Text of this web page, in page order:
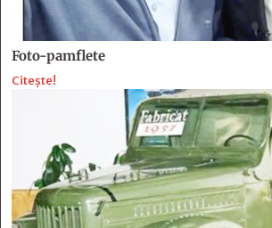
Foto-pamflete
Citește!